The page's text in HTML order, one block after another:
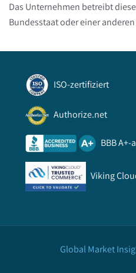
Das Unternehmen betreibt
Bundesstaat oder einer
ISO-zertifiziert
Authorize.net
BBB
Viking
Global Market